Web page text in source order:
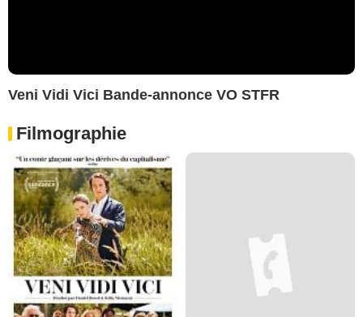
Veni Vidi Vici Bande-annonce VO STFR
Filmographie